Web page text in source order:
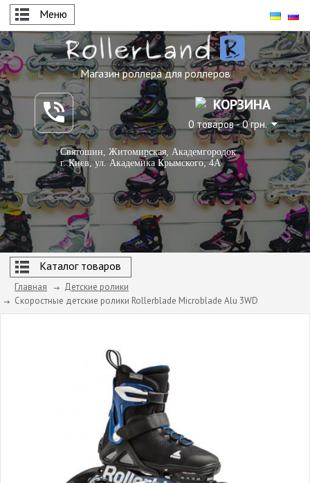
Меню
Магазин роллера для роллеров
КОРЗИНА
0 товаров - 0 грн.
Святошин, Житомирская, Академгородок
г. Киев, ул. Академика Крымского, 4А
Каталог товаров
Главная
Детские ролики
Скоростные детские ролики Rollerblade Microblade Alu 3WD